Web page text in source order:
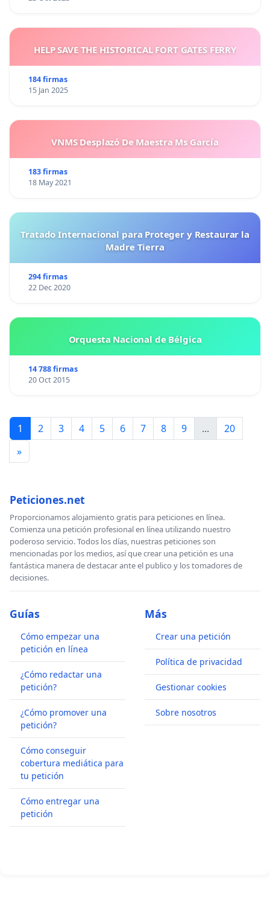
HELP SAVE THE HISTORICAL FORT GATES FERRY
184 firmas
15 Jan 2025
VNMS Desplazó De Maestra Ms García
183 firmas
18 May 2021
Tratado Internacional para Proteger y Restaurar la
Madre Tierra
294 firmas
22 Dec 2020
Orquesta Nacional de Bélgica
14 788 firmas
20 Oct 2015
1 2 3 4 5 6 7 8 9 ...
20
»
Peticiones.net
Proporcionamos alojamiento gratis para peticiones en línea.
Comienza una petición profesional en línea utilizando nuestro
poderoso servicio. Todos los días, nuestras peticiones son
mencionadas por los medios, así que crear una petición es una
fantástica manera de destacar ante el publico y los tomadores de
decisiones.
Guías
Cómo empezar una
petición en línea
¿Cómo redactar una
petición?
¿Cómo promover una
petición?
Cómo conseguir
cobertura mediática para
tu petición
Cómo entregar una
petición
Más
Crear una petición
Política de privacidad
Gestionar cookies
Sobre nosotros